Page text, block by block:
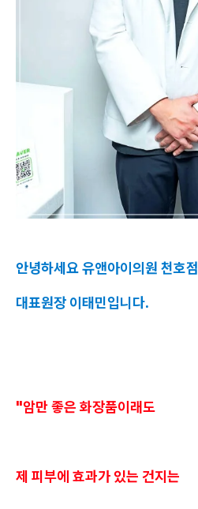
안녕하세요 유앤아이의원 천호점
대표원장 이태민입니다.
"암만 좋은 화장품이래도
제 피부에 효과가 있는 건지는